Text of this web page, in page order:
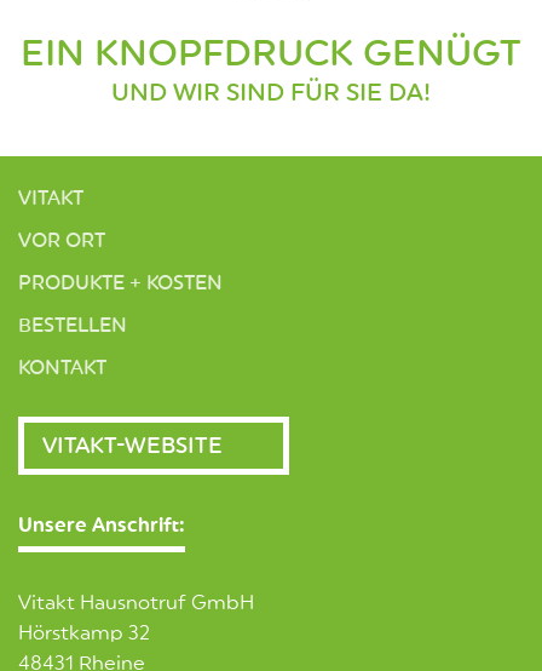
EIN KNOPFDRUCK GENÜGT
UND WIR SIND FÜR SIE DA!
VITAKT
VOR ORT
PRODUKTE + KOSTEN
BESTELLEN
KONTAKT
VITAKT-WEBSITE
Unsere Anschrift:
Vitakt Hausnotruf GmbH
Hörstkamp 32
48431 Rheine